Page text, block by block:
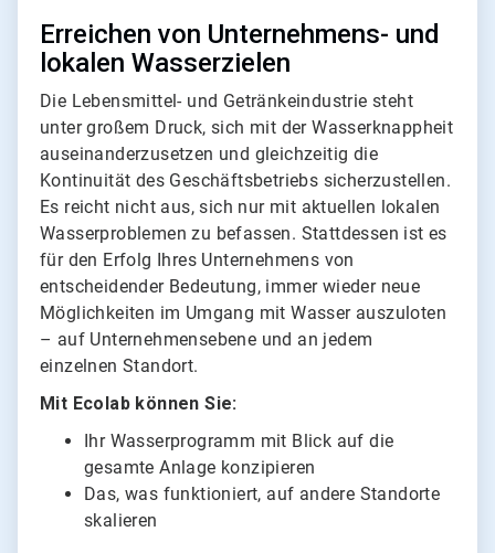
Erreichen von Unternehmens- und
lokalen Wasserzielen
Die Lebensmittel- und Getränkeindustrie steht
unter großem Druck, sich mit der Wasserknappheit
auseinanderzusetzen und gleichzeitig die
Kontinuität des Geschäftsbetriebs sicherzustellen.
Es reicht nicht aus, sich nur mit aktuellen lokalen
Wasserproblemen zu befassen. Stattdessen ist es
für den Erfolg Ihres Unternehmens von
entscheidender Bedeutung, immer wieder neue
Möglichkeiten im Umgang mit Wasser auszuloten
– auf Unternehmensebene und an jedem
einzelnen Standort.
Mit Ecolab können Sie:
Ihr Wasserprogramm mit Blick auf die
gesamte Anlage konzipieren
Das, was funktioniert, auf andere Standorte
skalieren